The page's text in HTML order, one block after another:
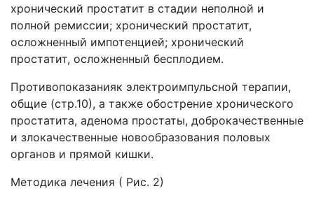
хронический простатит в стадии неполной и
полной ремиссии; хронический простатит,
осложненный импотенцией; хронический
простатит, осложненный бесплодием.
Противопоказанияк электроимпульсной терапии,
общие (стр.10), а также обострение хронического
простатита, аденома простаты, доброкачественные
и злокачественные новообразования половых
органов и прямой кишки.
Методика лечения ( Рис. 2)